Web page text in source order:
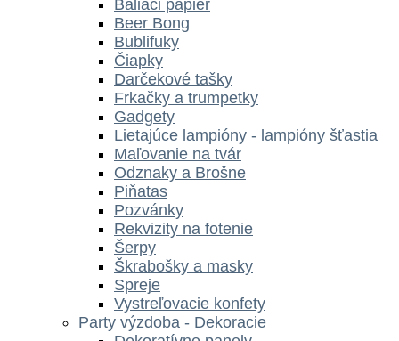
Baliaci papier
Beer Bong
Bublifuky
Čiapky
Darčekové tašky
Frkačky a trumpetky
Gadgety
Lietajúce lampióny - lampióny šťastia
Maľovanie na tvár
Odznaky a Brošne
Piňatas
Pozvánky
Rekvizity na fotenie
Šerpy
Škrabošky a masky
Spreje
Vystreľovacie konfety
Party výzdoba - Dekoracie